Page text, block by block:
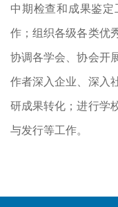
中期检查和成果鉴
作；组织各级各类优
协调各学会、协会开
作者深入企业、深入
研成果转化；进行学
与发行等工作。